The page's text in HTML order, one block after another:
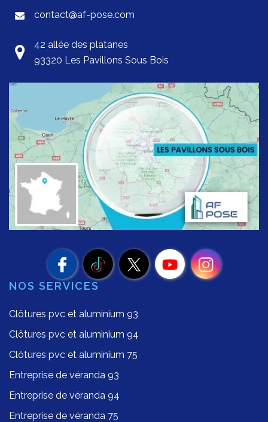
contact@af-pose.com
42 allée des platanes
93320 Les Pavillons Sous Bois
NOS SERVICES
Clôtures pvc et aluminium 93
Clôtures pvc et aluminium 94
Clôtures pvc et aluminium 75
Entreprise de véranda 93
Entreprise de véranda 94
Entreprise de véranda 75